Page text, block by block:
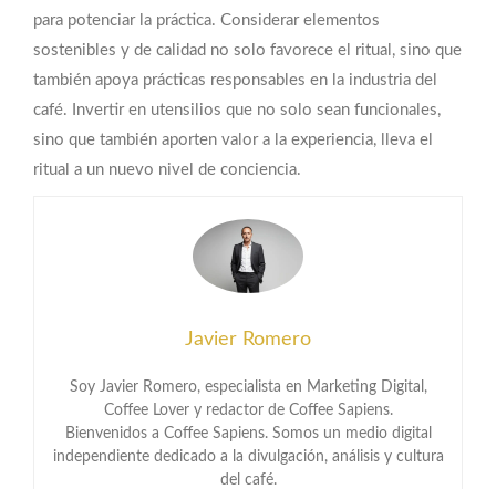
para potenciar la práctica. Considerar elementos
sostenibles y de calidad no solo favorece el ritual, sino que
también apoya prácticas responsables en la industria del
café. Invertir en utensilios que no solo sean funcionales,
sino que también aporten valor a la experiencia, lleva el
ritual a un nuevo nivel de conciencia.
Javier Romero
Soy Javier Romero, especialista en Marketing Digital,
Coffee Lover y redactor de Coffee Sapiens.
Bienvenidos a Coffee Sapiens. Somos un medio digital
independiente dedicado a la divulgación, análisis y cultura
del café.